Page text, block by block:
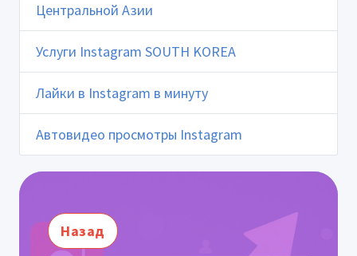
Центральной Азии
Услуги Instagram SOUTH KOREA
Лайки в Instagram в минуту
Автовидео просмотры Instagram
Назад